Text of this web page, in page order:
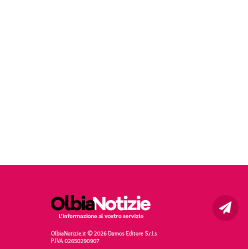
OlbiaNotizie.it © 2026 Damos Editore S.r.l.s
P.IVA 02650290907